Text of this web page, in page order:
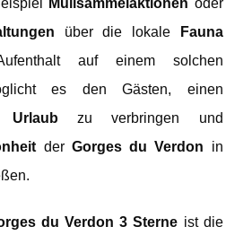
über die lokale
Fauna
auf einem solchen
es den Gästen, einen
Urlaub zu verbringen und
der Gorges du Verdon in
du Verdon 3 Sterne ist die